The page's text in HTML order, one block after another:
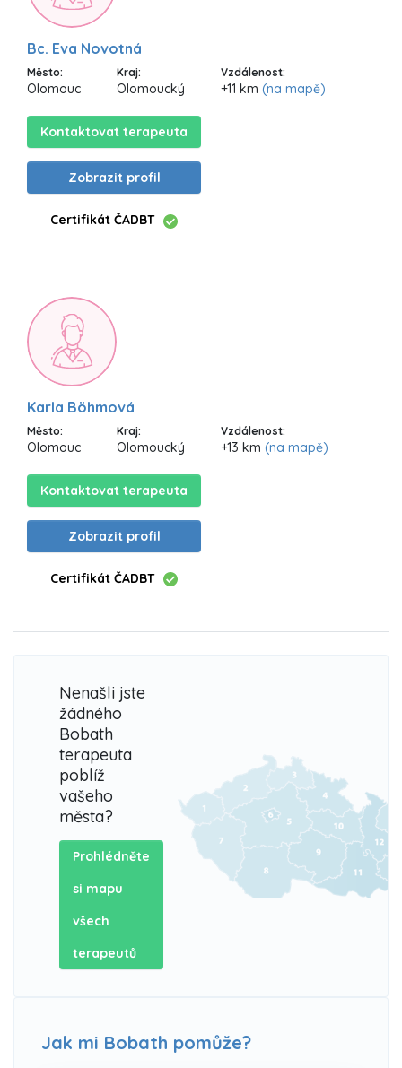
Bc. Eva Novotná
Město:
Olomouc
Kraj:
Olomoucký
Vzdálenost:
+11 km (na mapě)
Kontaktovat terapeuta
Zobrazit profil
Certifikát ČADBT
Karla Böhmová
Město:
Olomouc
Kraj:
Olomoucký
Vzdálenost:
+13 km (na mapě)
Kontaktovat terapeuta
Zobrazit profil
Certifikát ČADBT
Nenašli jste
žádného
Bobath
terapeuta
poblíž
vašeho
města?
Prohlédněte
si mapu
všech
terapeutů
Jak mi Bobath pomůže?